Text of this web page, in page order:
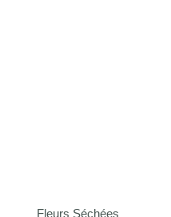
Fleurs Séchées